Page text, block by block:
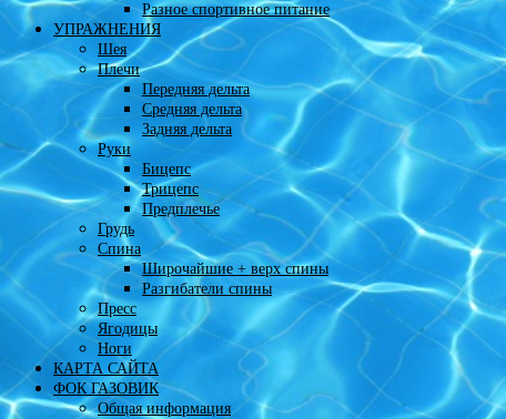
Разное спортивное питание
УПРАЖНЕНИЯ
Шея
Плечи
Передняя дельта
Средняя дельта
Задняя дельта
Руки
Бицепс
Трицепс
Предплечье
Грудь
Спина
Широчайшие + верх спины
Разгибатели спины
Пресс
Ягодицы
Ноги
КАРТА САЙТА
ФОК ГАЗОВИК
Общая информация